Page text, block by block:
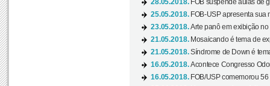
28.05.2018. FOB suspende aulas de
25.05.2018. FOB-USP apresenta sua
23.05.2018.Arte panô em exibição no
21.05.2018. Mosaicando é tema de
21.05.2018.Síndrome de Down é
16.05.2018.Acontece Congresso
16.05.2018. FOB/USP comemorou